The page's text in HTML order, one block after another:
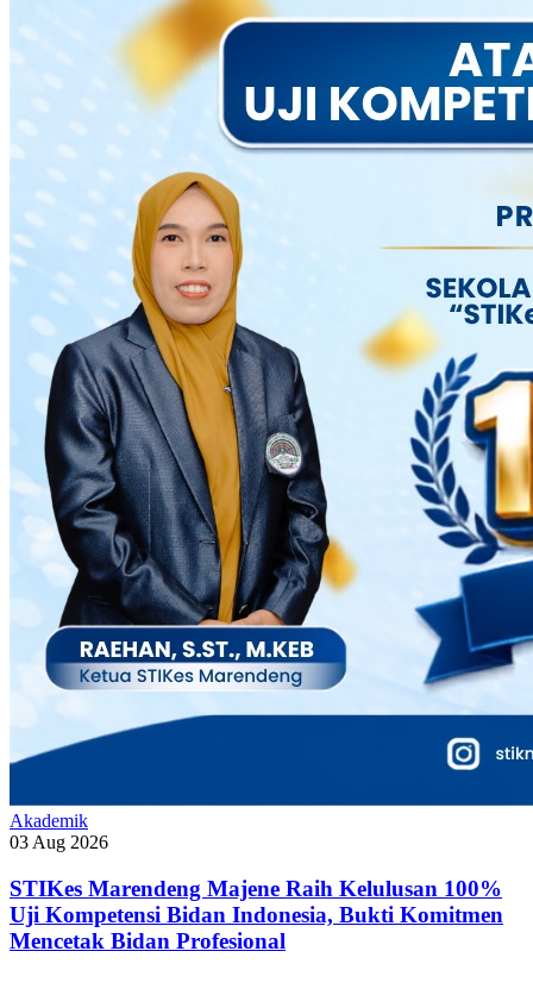
Akademik
03 Aug 2026
STIKes Marendeng Majene Raih Kelulusan 100%
Uji Kompetensi Bidan Indonesia, Bukti Komitmen
Mencetak Bidan Profesional